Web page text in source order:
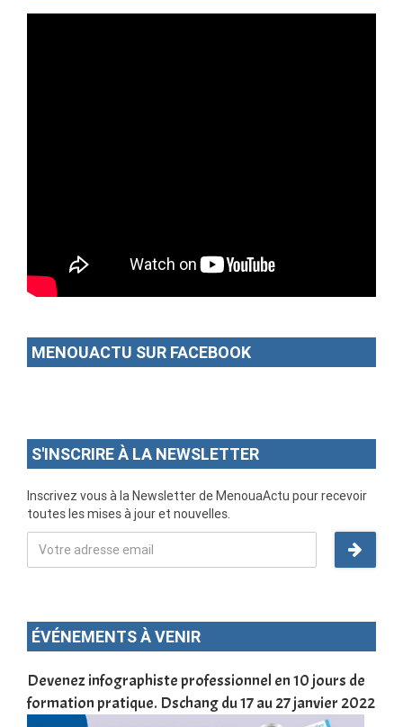
MENOUACTU SUR FACEBOOK
S'INSCRIRE À LA NEWSLETTER
Inscrivez vous à la Newsletter de MenouaActu pour recevoir
toutes les mises à jour et nouvelles.
ÉVÉNEMENTS À VENIR
Devenez infographiste professionnel en 10 jours de
formation pratique. Dschang du 17 au 27 janvier 2022